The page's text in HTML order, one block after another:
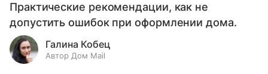
Практические рекомендации, как не
допустить ошибок при оформлении дома.
Галина Кобец
Автор Дом Mail